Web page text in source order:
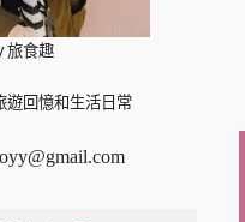
旅食趣
遊回憶和生活日常